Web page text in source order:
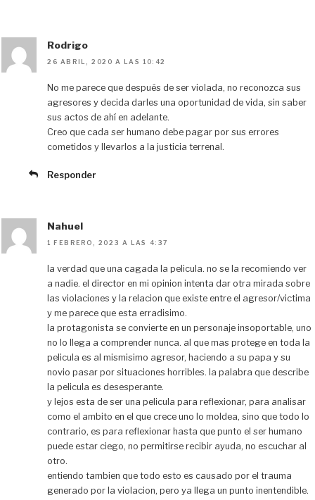
Rodrigo
26 ABRIL, 2020 A LAS 10:42
No me parece que después de ser violada, no reconozca sus
agresores y decida darles una oportunidad de vida, sin saber
sus actos de ahí en adelante.
Creo que cada ser humano debe pagar por sus errores
cometidos y llevarlos a la justicia terrenal.
Responder
Nahuel
1 FEBRERO, 2023 A LAS 4:37
la verdad que una cagada la pelicula. no se la recomiendo ver
a nadie. el director en mi opinion intenta dar otra mirada sobre
las violaciones y la relacion que existe entre el agresor/victima
y me parece que esta erradisimo.
la protagonista se convierte en un personaje insoportable, uno
no lo llega a comprender nunca. al que mas protege en toda la
pelicula es al mismisimo agresor, haciendo a su papa y su
novio pasar por situaciones horribles. la palabra que describe
la pelicula es desesperante.
y lejos esta de ser una pelicula para reflexionar, para analisar
como el ambito en el que crece uno lo moldea, sino que todo lo
contrario, es para reflexionar hasta que punto el ser humano
puede estar ciego, no permitirse recibir ayuda, no escuchar al
otro.
entiendo tambien que todo esto es causado por el trauma
generado por la violacion, pero ya llega un punto inentendible.